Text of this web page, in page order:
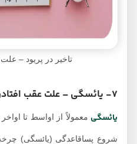
تاخیر در پریود – علت عقب
یائسگی
شروع پساقاعدگی (یائسگی) چرخه